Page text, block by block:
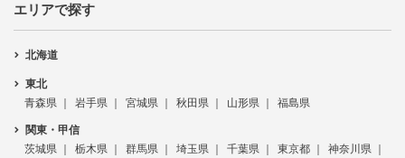
エリアで探す
北海道
東北
青森県
岩手県 宮城県 秋田県 山形県 福島県
関東・甲信
茨城県
栃木県 群馬県 埼玉県 千葉県 東京都
神奈川県